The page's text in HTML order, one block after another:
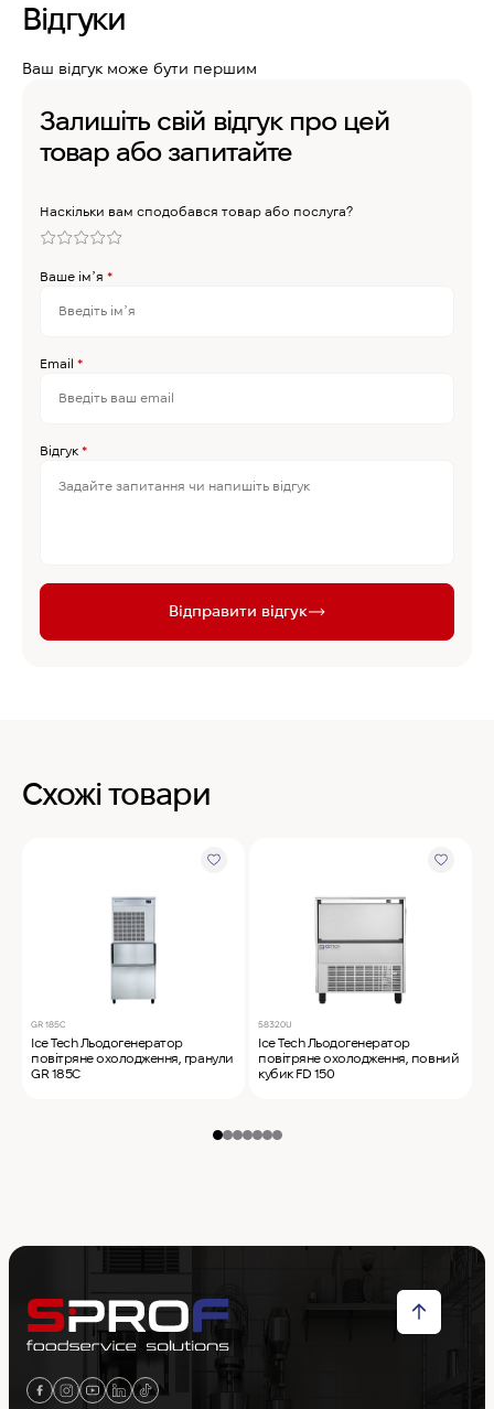
Відгуки
Ваш відгук може бути першим
Залишіть свій відгук про цей
товар або запитайте
Наскільки вам сподобався товар або послуга?
Ваше імʼя *
Email *
Відгук *
Відправити відгук
Схожі товари
GR 185C
Ice Tech Льодогенератор
повітряне охолодження, гранули
GR 185C
58320U
Ice Tech Льодогенератор
повітряне охолодження, повний
кубик FD 150